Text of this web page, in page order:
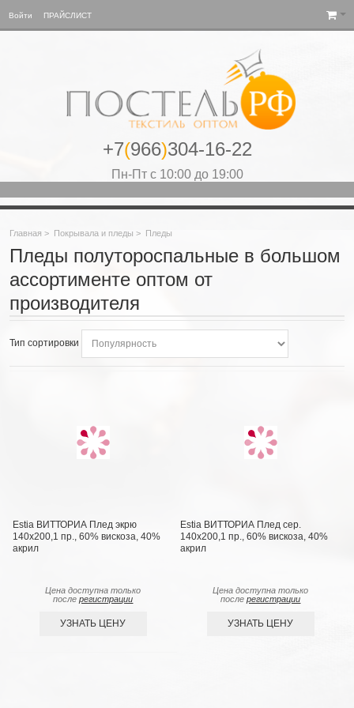
Войти ПРАЙСЛИСТ
+7(966)304-16-22
Пн-Пт с 10:00 до 19:00
Главная > Покрывала и пледы > Пледы
Пледы полутороспальные в большом
ассортименте оптом от
производителя
Тип сортировки
Estia ВИТТОРИА Плед экрю
140х200,1 пр., 60% вискоза, 40%
акрил
Цена доступна только
послерегистрации
УЗНАТЬ ЦЕНУ
Estia ВИТТОРИА Плед сер.
140х200,1 пр., 60% вискоза, 40%
акрил
Цена доступна только
послерегистрации
УЗНАТЬ ЦЕНУ